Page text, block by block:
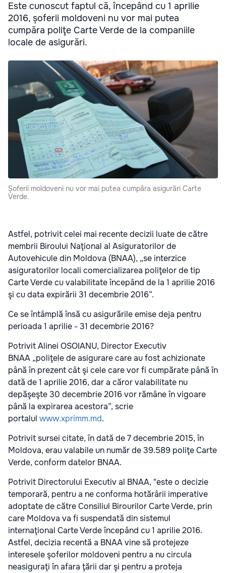
Este cunoscut faptul că, începând cu 1 aprilie
2016, șoferii moldoveni nu vor mai putea
cumpăra poliţe Carte Verde de la companiile
locale de asigurări.
Șoferii moldoveni nu vor mai putea cumpăra asigurări Carte
Verde.
Astfel, potrivit celei mai recente decizii luate de către
membrii Biroului Naţional al Asiguratorilor de
Autovehicule din Moldova (BNAA), „se interzice
asiguratorilor locali comercializarea poliţelor de tip
Carte Verde cu valabilitate începând de la 1 aprilie 2016
şi cu data expirării 31 decembrie 2016”.
Ce se întâmplă însă cu asigurările emise deja pentru
perioada 1 aprilie - 31 decembrie 2016?
Potrivit Alinei OSOIANU, Director Executiv
BNAA „poliţele de asigurare care au fost achizionate
până în prezent cât şi cele care vor fi cumpărate până în
dată de 1 aprilie 2016, dar a căror valabilitate nu
depăşeşte 30 decembrie 2016 vor rămâne în vigoare
până la expirarea acestora”, scrie
portalul www.xprimm.md.
Potrivit sursei citate, în dată de 7 decembrie 2015, în
Moldova, erau valabile un număr de 39.589 poliţe Carte
Verde, conform datelor BNAA.
Potrivit Directorului Executiv al BNAA, "este o decizie
temporară, pentru a ne conforma hotărârii imperative
adoptate de către Consiliul Birourilor Carte Verde, prin
care Moldova va fi suspendată din sistemul
internaţional Carte Verde începând cu 1 aprilie 2016.
Astfel, decizia recentă a BNAA vine să protejeze
interesele şoferilor moldoveni pentru a nu circula
neasiguraţi în afara ţării dar şi pentru a proteja